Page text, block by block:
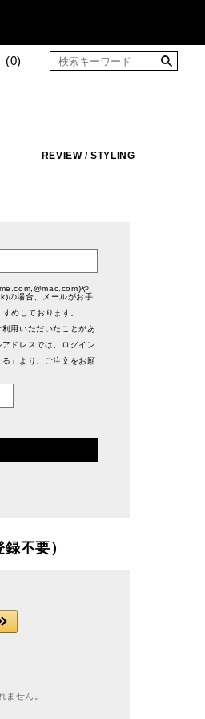
(0)
REVIEW / STYLING
や
の場合、メールがお手
めしております。
用いただいたことがあ
ドレスでは、ログイン
」より、ご注文をお願
不要）
せん。